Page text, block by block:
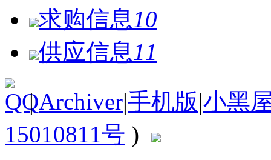
求购信息 10
供应信息 11
| Archiver|手机版|小黑
15010811号 )